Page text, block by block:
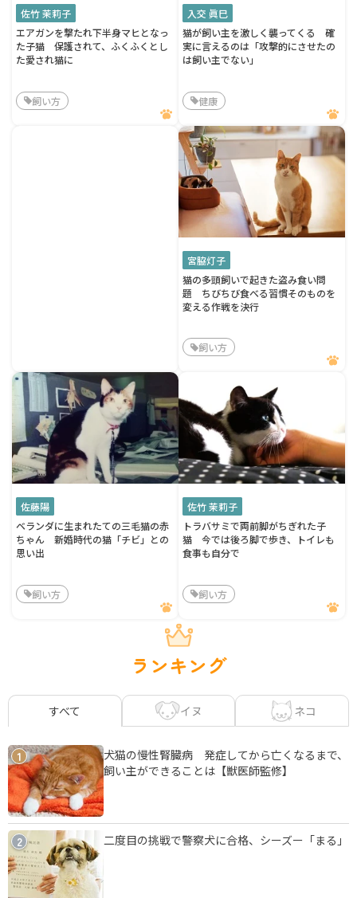
佐竹 茉莉子
エアガンを撃たれ下半身マヒとなっ
た子猫 保護されて、ふくふくとし
た愛され猫に
飼い方
入交 眞巳
猫が飼い主を激しく襲ってくる 確
実に言えるのは「攻撃的にさせたの
は飼い主でない」
健康
宮脇灯子
猫の多頭飼いで起きた盗み食い問
題 ちびちび食べる習慣そのものを
変える作戦を決行
飼い方
佐藤陽
ベランダに生まれたての三毛猫の赤
ちゃん 新婚時代の猫「チビ」との
思い出
飼い方
佐竹 茉莉子
トラバサミで両前脚がちぎれた子
猫 今では後ろ脚で歩き、トイレも
食事も自分で
飼い方
ランキング
すべて イヌ ネコ
1
犬猫の慢性腎臓病 発症してから亡くなるまで、
飼い主ができることは【獣医師監修】
2 二度目の挑戦で警察犬に合格、シーズー「まる」